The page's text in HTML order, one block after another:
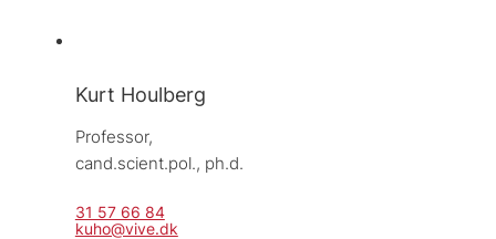
Kurt Houlberg
Professor,
cand.scient.pol., ph.d.
31 57 66 84
kuho@vive.dk